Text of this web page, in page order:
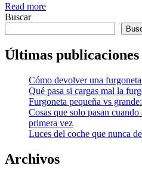
Read more
Buscar
Últimas publicaciones
Cómo devolver una
Qué pasa si cargas mal la
Furgoneta pequeña vs
Cosas que solo pasan
primera vez
Luces del coche que nunca
Archivos